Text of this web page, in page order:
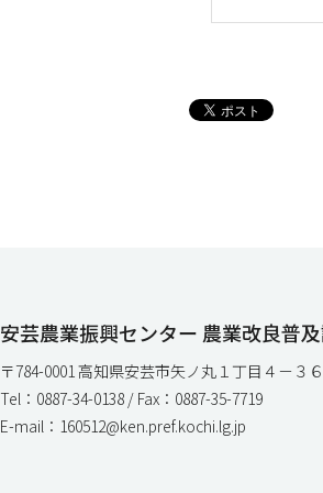
安芸農業振興センター 農業改良普
〒784-0001 高知県安芸市矢ノ丸１丁目４－３
Tel：0887-34-0138 / Fax：0887-35-7719
E-mail：160512@ken.pref.kochi.lg.jp